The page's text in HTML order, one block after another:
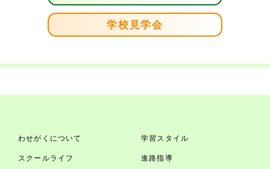
学校見学会
わせがくについて 学習スタイル
スクールライフ 進路指導